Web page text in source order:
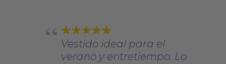
Vestido ideal para el
verano y entretiempo. Lo